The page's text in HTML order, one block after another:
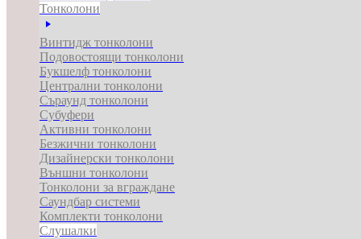
Тонколони
Винтидж тонколони
Подовостоящи тонколони
Букшелф тонколони
Централни тонколони
Съраунд тонколони
Субуфери
Активни тонколони
Безжични тонколони
Дизайнерски тонколони
Външни тонколони
Тонколони за вграждане
Саундбар системи
Комплекти тонколони
Слушалки